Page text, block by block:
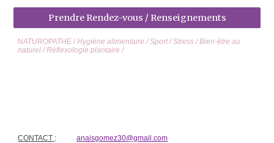
Prendre Rendez-vous / Renseignements
NATUROPATHE/Hygiène alimentaire/Sport/Stress/Bien-être au
naturel/ Réflexologie plantaire /
CONTACT :anaisgomez30@gmail.com